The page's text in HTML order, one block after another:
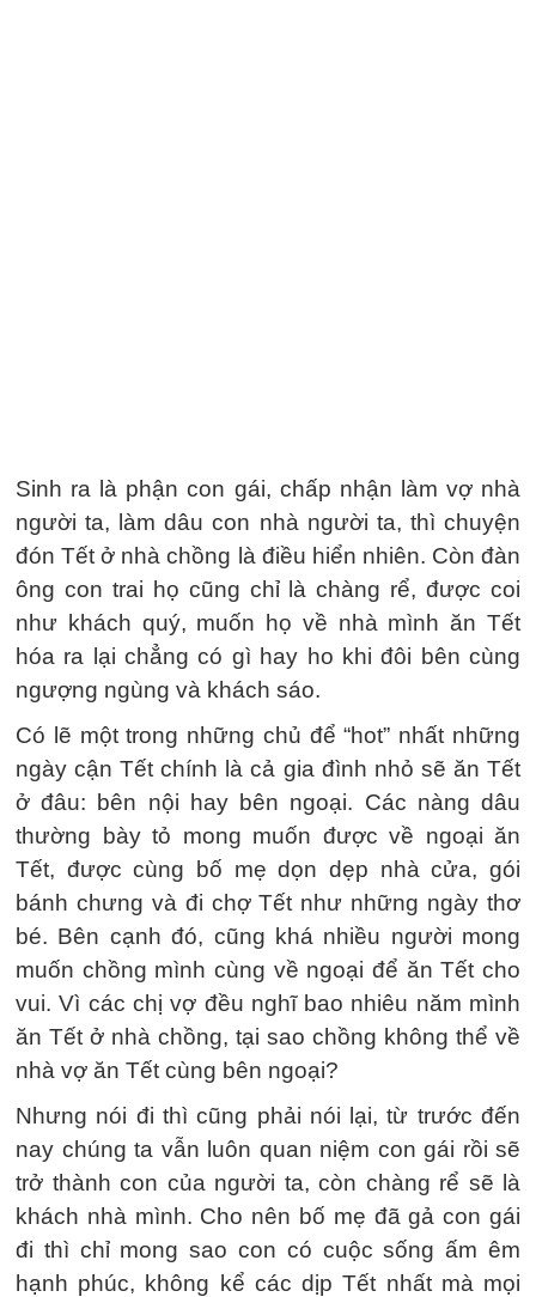
Sinh ra là phận con gái, chấp nhận làm vợ nhà
người ta, làm dâu con nhà người ta, thì chuyện
đón Tết ở nhà chồng là điều hiển nhiên. Còn đàn
ông con trai họ cũng chỉ là chàng rể, được coi
như khách quý, muốn họ về nhà mình ăn Tết
hóa ra lại chẳng có gì hay ho khi đôi bên cùng
ngượng ngùng và khách sáo.
Có lẽ một trong những chủ để “hot” nhất những
ngày cận Tết chính là cả gia đình nhỏ sẽ ăn Tết
ở đâu: bên nội hay bên ngoại. Các nàng dâu
thường bày tỏ mong muốn được về ngoại ăn
Tết, được cùng bố mẹ dọn dẹp nhà cửa, gói
bánh chưng và đi chợ Tết như những ngày thơ
bé. Bên cạnh đó, cũng khá nhiều người mong
muốn chồng mình cùng về ngoại để ăn Tết cho
vui. Vì các chị vợ đều nghĩ bao nhiêu năm mình
ăn Tết ở nhà chồng, tại sao chồng không thể về
nhà vợ ăn Tết cùng bên ngoại?
Nhưng nói đi thì cũng phải nói lại, từ trước đến
nay chúng ta vẫn luôn quan niệm con gái rồi sẽ
trở thành con của người ta, còn chàng rể sẽ là
khách nhà mình. Cho nên bố mẹ đã gả con gái
đi thì chỉ mong sao con có cuộc sống ấm êm
hạnh phúc, không kể các dịp Tết nhất mà mọi